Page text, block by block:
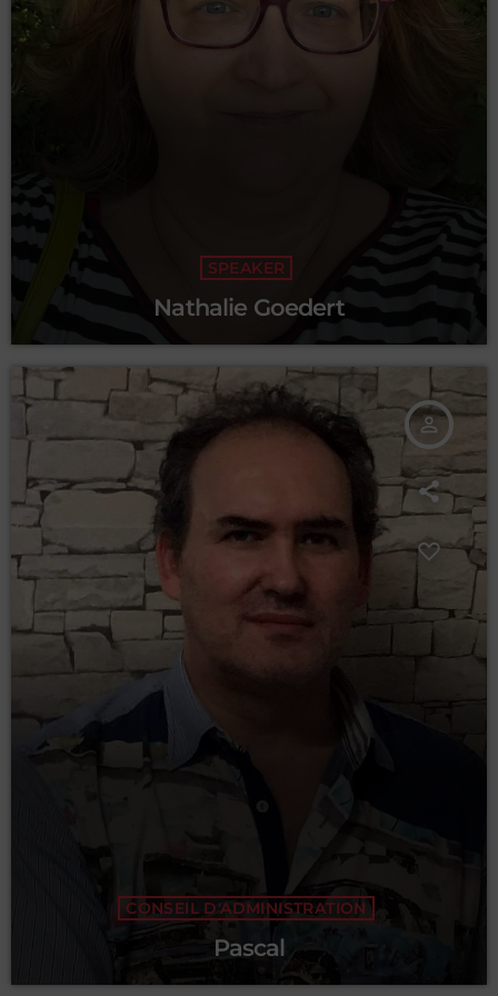
SPEAKER
Nathalie Goedert
person_outline
CONSEIL D'ADMINISTRATION
Pascal